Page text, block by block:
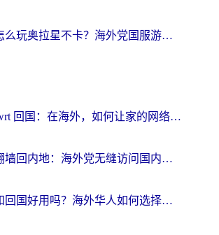
日本怎么玩奥拉星不卡？海外党国服游戏加速器选择全攻略
Openwrt 回国：在海外，如何让家的网络触手可及
香港翻墙回内地：海外党无缝访问国内资源的加速器选择全攻略
迅游和回国好用吗？海外华人如何选择靠谱的回国加速器